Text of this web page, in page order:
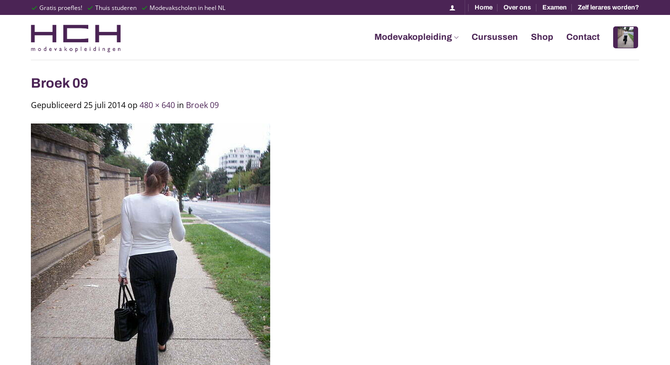
naar
Gratis proefles! Thuis studeren Modevakscholen in heel NL Home Over ons Examen Zelf lerares worden?
Modevakopleiding Cursussen Shop Contact
Broek 09
Gepubliceerd 25 juli 2014 op 480 × 640 in Broek 09